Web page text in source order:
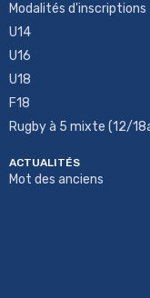
Modalités d'inscriptions
U14
U16
U18
F18
Rugby à 5 mixte (12/
ACTUALITÉS
Mot des anciens